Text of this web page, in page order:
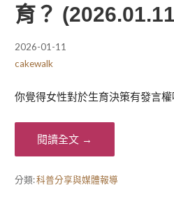
育？
2026-01-11
cakewalk
你覺得女性對於生育決策有發言
閱讀全文 →
分類:科普分享與媒體報導